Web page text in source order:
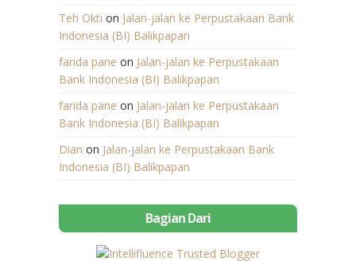
Teh Okti on Jalan-jalan ke Perpustakaan Bank
Indonesia (BI) Balikpapan
farida pane on Jalan-jalan ke Perpustakaan
Bank Indonesia (BI) Balikpapan
farida pane on Jalan-jalan ke Perpustakaan
Bank Indonesia (BI) Balikpapan
Dian on Jalan-jalan ke Perpustakaan Bank
Indonesia (BI) Balikpapan
Bagian Dari